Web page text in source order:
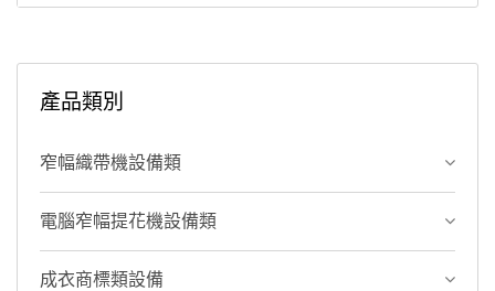
產品類別
窄幅織帶機設備類
電腦窄幅提花機設備類
成衣商標類設備